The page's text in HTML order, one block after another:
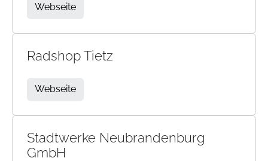
Webseite
Radshop Tietz
Webseite
Stadtwerke Neubrandenburg
GmbH